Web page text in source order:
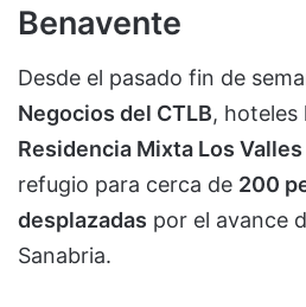
Benavente
Desde el pasado fin de
Negocios del CTLB, hoteles
Residencia Mixta Los Valles
refugio para cerca de 200
desplazadas por el avance
Sanabria.